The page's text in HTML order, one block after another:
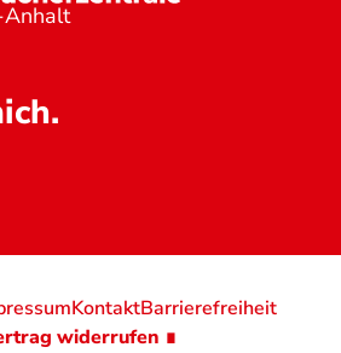
Anhalt
KontaktBarrierefreiheit
widerrufen ∎